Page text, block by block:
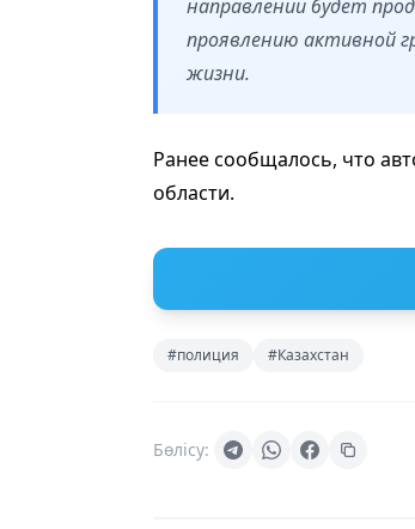
направлении будет
проявлению активной
жизни.
Ранее сообщалось, что
области.
#полиция #Казахстан
Бөлісу: